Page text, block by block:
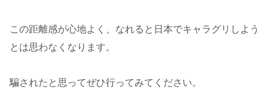
この距離感が心地よく、なれると日本でキャラグリしよう
とは思わなくなります。
騙されたと思ってぜひ行ってみてください。